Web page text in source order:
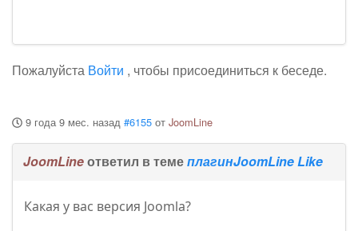
Пожалуйста Войти , чтобы присоединиться к беседе.
9 года 9 мес. назад #6155 от JoomLine
JoomLineответил в темеплагинJoomLine Like
Какая у вас версия Joomla?